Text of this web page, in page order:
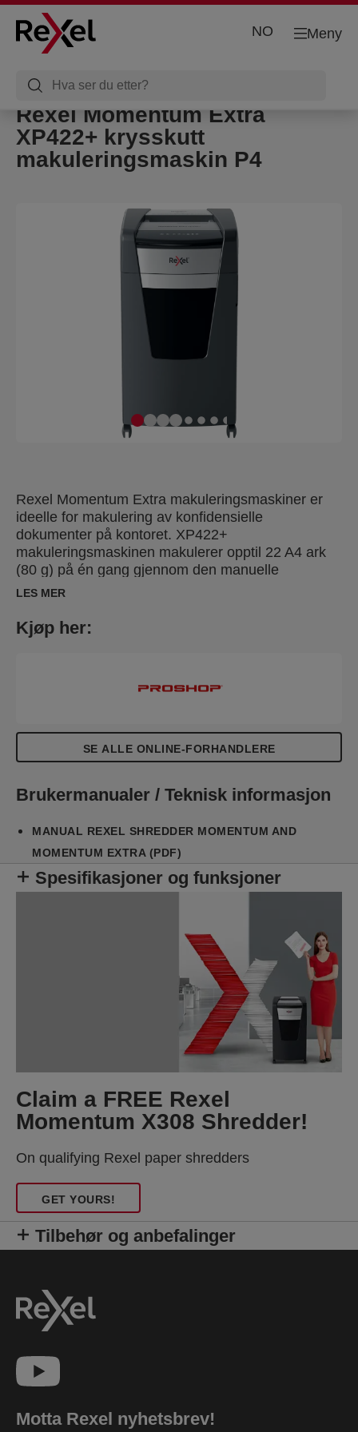
Meny
NO
Rexel Momentum Extra
XP422+ krysskutt
makuleringsmaskin P4
Rexel Momentum Extra makuleringsmaskiner er
ideelle for makulering av konfidensielle
dokumenter på kontoret. XP422+
makuleringsmaskinen makulerer opptil 22 A4 ark
(80 g) på én gang gjennom den manuelle
matespalten til P-4 (4x35 mm) krysskutt biter. Anti
forhindre papirstopp og feil mating; indikert med en
rød LED på kontrollpanelet. Denne
arkkapasitet. Denne krysskutt
tung bruk med sin høye arkkapasitet, store
beholder på 85 liter og kontinuerlig driftstid Det er
ikke nødvendig å fjerne stifter og binders først.
også trygt CDer, DVDer og kredittkort gjennom en
LES MER
Kjøp her:
SE ALLE ONLINE-FORHANDLERE
Brukermanualer / Teknisk informasjon
MANUAL REXEL SHREDDER MOMENTUM AND
MOMENTUM EXTRA (PDF)
Spesifikasjoner og funksjoner
Claim a FREE Rexel
Momentum X308 Shredder!
On qualifying Rexel paper shredders
GET YOURS!
Tilbehør og anbefalinger
Motta Rexel nyhetsbrev!